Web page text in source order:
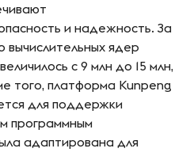
и надежность. За
вычислительных ядер
с 9 млн до 15 млн,
того, платформа Kunpeng
для поддержки
программным
адаптирована для